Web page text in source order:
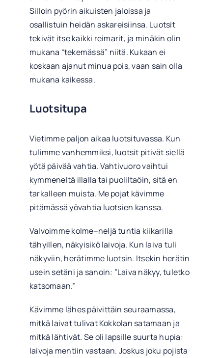
Silloin pyörin aikuisten jaloissa ja
osallistuin heidän askareisiinsa. Luotsit
tekivät itse kaikki reimarit, ja minäkin olin
mukana “tekemässä” niitä. Kukaan ei
koskaan ajanut minua pois, vaan sain olla
mukana kaikessa.
Luotsitupa
Vietimme paljon aikaa luotsituvassa. Kun
tulimme vanhemmiksi, luotsit pitivät siellä
yötä päivää vahtia. Vahtivuoro vaihtui
kymmeneltä illalla tai puoliltaöin, sitä en
tarkalleen muista. Me pojat kävimme
pitämässä yövahtia luotsien kanssa.
Valvoimme kolme–neljä tuntia kiikarilla
tähyillen, näkyisikö laivoja. Kun laiva tuli
näkyviin, herätimme luotsin. Itsekin herätin
usein setäni ja sanoin: ”Laiva näkyy, tuletko
katsomaan.”
Kävimme lähes päivittäin seuraamassa,
mitkä laivat tulivat Kokkolan satamaan ja
mitkä lähtivät. Se oli lapsille suurta hupia:
laivoja mentiin vastaan. Joskus joku pojista